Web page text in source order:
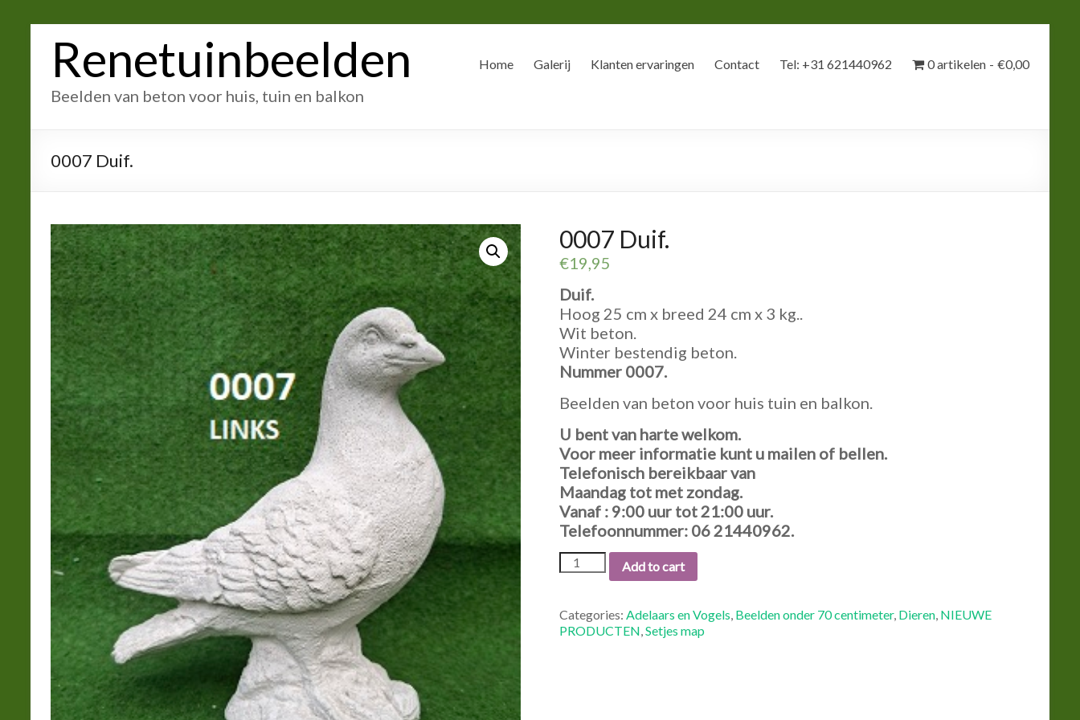
inhoudRenetuinbeelden
Beelden van beton voor huis, tuin en balkon
Home Galerij Klanten ervaringen Contact Tel: +31 621440962 0 artikelen €0,00
0007 Duif.
0007 Duif.
€19,95
Duif.
Hoog 25 cm x breed 24 cm x 3 kg..
Wit beton.
Winter bestendig beton.
Nummer 0007.
Beelden van beton voor huis tuin en balkon.
U bent van harte welkom.
Voor meer informatie kunt u mailen of bellen.
Telefonisch bereikbaar van
Maandag tot met zondag.
Vanaf : 9:00 uur tot 21:00 uur.
Telefoonnummer: 06 21440962.
0007
Duif.
Add to cart
Categories: Adelaars en Vogels Beelden onder 70 centimeter, Dieren NIEUWE
PRODUCTEN ,Setjes map